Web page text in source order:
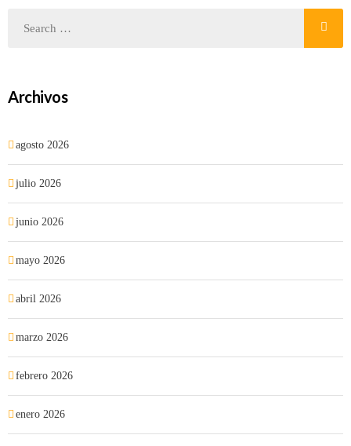
Archivos
agosto 2026
julio 2026
junio 2026
mayo 2026
abril 2026
marzo 2026
febrero 2026
enero 2026